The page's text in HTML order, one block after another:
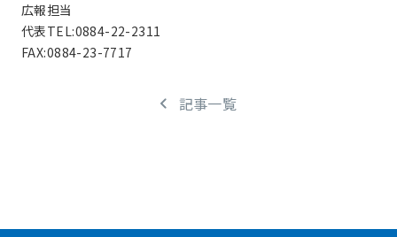
広報担当
代表TEL:0884-22-2311
FAX:0884-23-7717
記事一覧